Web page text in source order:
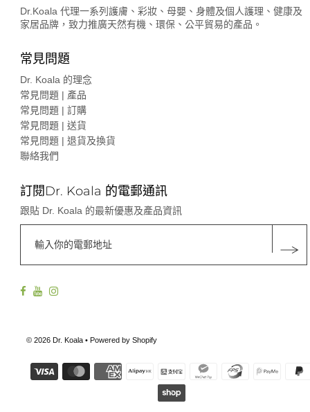
Dr.Koala 代理一系列護膚、彩妝、母嬰、身體及個人護理、健康及
家居品牌，致力推廣天然有機、環保、公平貿易的產品。
常見問題
Dr. Koala 的理念
常見問題 | 產品
常見問題 | 訂購
常見問題 | 送貨
常見問題 | 退貨及換貨
聯絡我們
訂閱Dr. Koala 的電郵通訊
跟貼 Dr. Koala 的最新優惠及產品資訊
© 2026 Dr. Koala• Powered by Shopify